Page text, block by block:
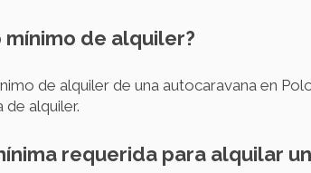
mínimo de alquiler?
de alquiler de una autocaravana en
alquiler.
requerida para alquilar